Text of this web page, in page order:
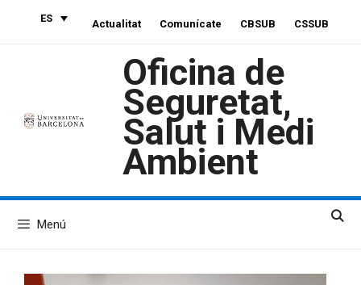
ES Actualitat Comunícate CBSUB CSSUB
Oficina de
Seguretat,
Salut i Medi
Ambient
Menú